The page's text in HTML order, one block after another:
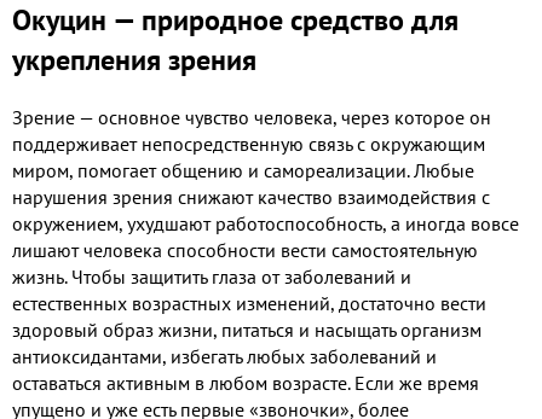
Окуцин — природное средство для
укрепления зрения
Зрение — основное чувство человека, через которое он
поддерживает непосредственную связь с окружающим
миром, помогает общению и самореализации. Любые
нарушения зрения снижают качество взаимодействия с
окружением, ухудшают работоспособность, а иногда вовсе
лишают человека способности вести самостоятельную
жизнь. Чтобы защитить глаза от заболеваний и
естественных возрастных изменений, достаточно вести
здоровый образ жизни, питаться и насыщать организм
антиоксидантами, избегать любых заболеваний и
оставаться активным в любом возрасте. Если же время
упущено и уже есть первые «звоночки», более